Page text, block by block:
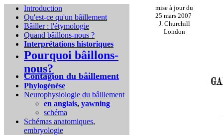
Introduction
Qu'est-ce qu'un bâillement
Bâiller : l'étymologie
Quand bâillons-nous ?
Interprétations historiques
Pourquoi bâillons-
nous?
Contagion du bâillement
Phylogénèse
Neurophysiologie du bâillement
en anglais, yawning
schéma
Schémas anatomiques,
embryologie
mise à jour du
25 mars 2007
J. Churchill
London